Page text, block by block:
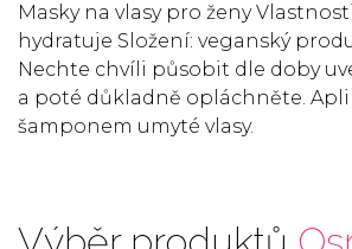
Masky na vlasy pro ženy
hydratuje Složení: veganský
Nechte chvíli působit dle doby
a poté důkladně opláchněte.
šamponem umyté vlasy.